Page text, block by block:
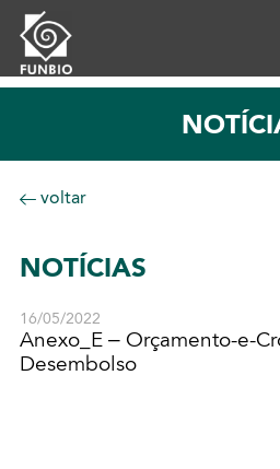
voltar
NOTÍCIAS
16/05/2022
Anexo_E – Orçamento-e-
Desembolso